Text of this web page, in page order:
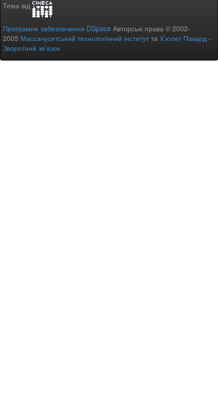
Тема від
Програмне забезпечення DSpace Авторські права © 2002-
2005 Массачусетський технологічний інститутта Х’юлет Пакард -
Зворотний зв’язок